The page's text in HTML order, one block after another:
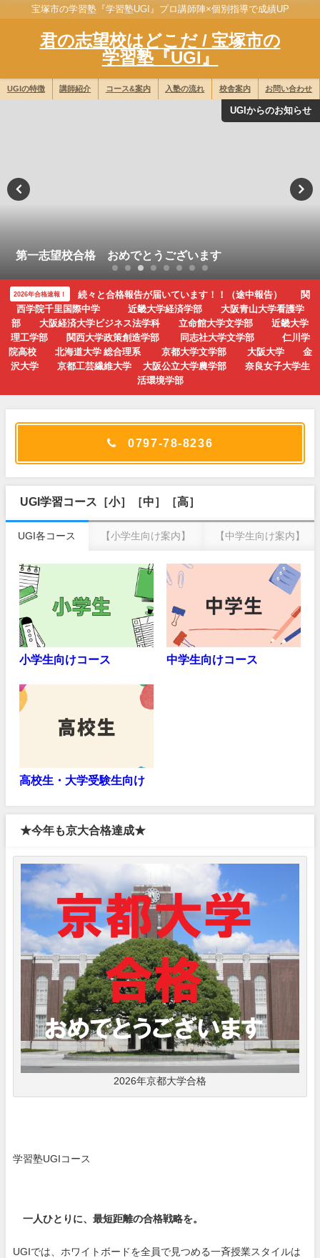
宝塚市の学習塾『学習塾UGI』プロ講師陣×個別指導で成績UP
君の志望校はどこだ / 宝塚市の
学習塾『UGI』
UGIの特徴 講師紹介 コース&案内 入塾の流れ 校舎案内 お問い合わせ
UGIからのお知らせ
第一志望校合格 おめでとうございます
2026年合格速報！
続々と合格報告が届いています！！（途中報告） 関
西学院千里国際中学 近畿大学経済学部 大阪青山大学看護学
部 大阪経済大学ビジネス法学科 立命館大学文学部 近畿大学
理工学部 関西大学政策創造学部 同志社大学文学部 仁川学
院高校 北海道大学 総合理系 京都大学文学部 大阪大学 金
沢大学 京都工芸繊維大学 大阪公立大学農学部 奈良女子大学生
活環境学部
0797-78-8236
UGI学習コース［小］［中］［高］
UGI各コース 【小学生向け案内】 【中学生向け案内】
小学生向けコース 中学生向けコース
高校生・大学受験生向け
★今年も京大合格達成★
2026年京都大学合格
学習塾UGIコース
一人ひとりに、最短距離の合格戦略を。
UGIでは、ホワイトボードを全員で見つめる一斉授業スタイルは